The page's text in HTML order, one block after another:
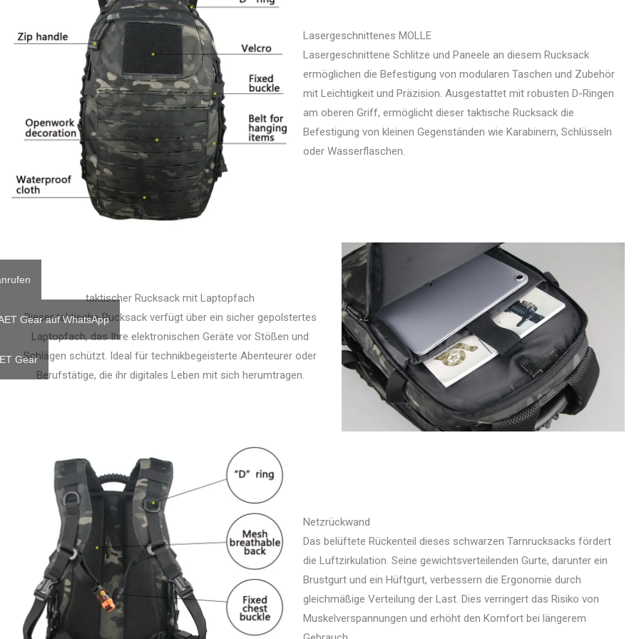
Lasergeschnittenes MOLLE
Lasergeschnittene Schlitze und Paneele an diesem Rucksack
ermöglichen die Befestigung von modularen Taschen und Zubehör
mit Leichtigkeit und Präzision. Ausgestattet mit robusten D-Ringen
am oberen Griff, ermöglicht dieser taktische Rucksack die
Befestigung von kleinen Gegenständen wie Karabinern, Schlüsseln
oder Wasserflaschen.
taktischer Rucksack mit Laptopfach
Dieser taktische Rucksack verfügt über ein sicher gepolstertes
Laptopfach, das Ihre elektronischen Geräte vor Stößen und
Schlägen schützt. Ideal für technikbegeisterte Abenteurer oder
Berufstätige, die ihr digitales Leben mit sich herumtragen.
Netzrückwand
Das belüftete Rückenteil dieses schwarzen Tarnrucksacks fördert
die Luftzirkulation. Seine gewichtsverteilenden Gurte, darunter ein
Brustgurt und ein Hüftgurt, verbessern die Ergonomie durch
gleichmäßige Verteilung der Last. Dies verringert das Risiko von
Muskelverspannungen und erhöht den Komfort bei längerem
Gear auf WhatsApp
Gear